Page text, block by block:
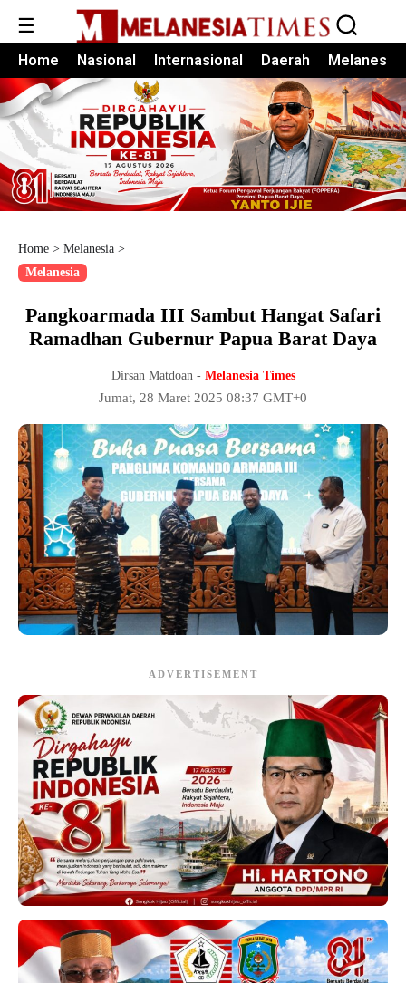
☰
Home Nasional Internasional Daerah Melanesia
Home > Melanesia >
Melanesia
Pangkoarmada III Sambut Hangat Safari
Ramadhan Gubernur Papua Barat Daya
Dirsan Matdoan - Melanesia Times
Jumat, 28 Maret 2025 08:37 GMT+0
ADVERTISEMENT